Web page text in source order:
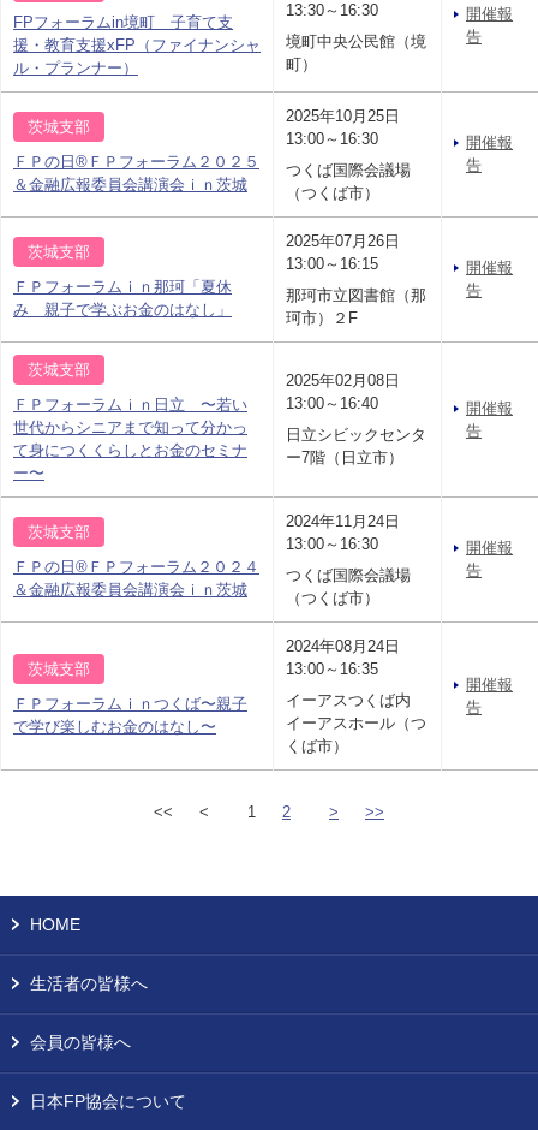
FPフォーラムin境町 子育て支
援・教育支援xFP（ファイナンシャ
ル・プランナー）
13:30～16:30
境町中央公民館（境
町）
開催報
告
茨城支部
ＦＰの日®ＦＰフォーラム２０２５
＆金融広報委員会講演会ｉｎ茨城
2025年10月25日
13:00～16:30
つくば国際会議場
（つくば市）
開催報
告
茨城支部
ＦＰフォーラムｉｎ那珂「夏休
み 親子で学ぶお金のはなし」
2025年07月26日
13:00～16:15
那珂市立図書館（那
珂市）２F
開催報
告
茨城支部
ＦＰフォーラムｉｎ日立 〜若い
世代からシニアまで知って分かっ
て身につくくらしとお金のセミナ
ー〜
2025年02月08日
13:00～16:40
日立シビックセンタ
ー7階（日立市）
開催報
告
茨城支部
ＦＰの日®ＦＰフォーラム２０２４
＆金融広報委員会講演会ｉｎ茨城
2024年11月24日
13:00～16:30
つくば国際会議場
（つくば市）
開催報
告
茨城支部
ＦＰフォーラムｉｎつくば〜親子
で学び楽しむお金のはなし〜
2024年08月24日
13:00～16:35
イーアスつくば内
イーアスホール（つ
くば市）
開催報
告
<< < 1 2 > >>
HOME
生活者の皆様へ
会員の皆様へ
日本FP協会について